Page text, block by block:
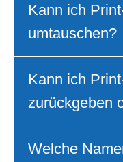
Kann ich
umtauschen?
Kann ich
zurückgeben
Welche